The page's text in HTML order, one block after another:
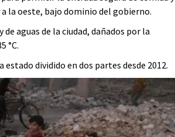
la oeste, bajo dominio del gobierno.
aguas de la ciudad, dañados por la
°C.
dividido en dos partes desde 2012.